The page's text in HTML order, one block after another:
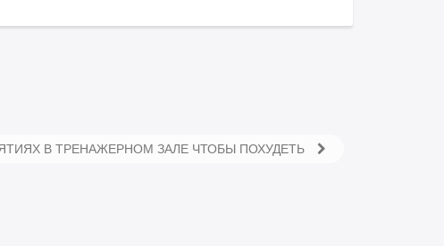
В ТРЕНАЖЕРНОМ ЗАЛЕ ЧТОБЫ ПОХУДЕТЬ